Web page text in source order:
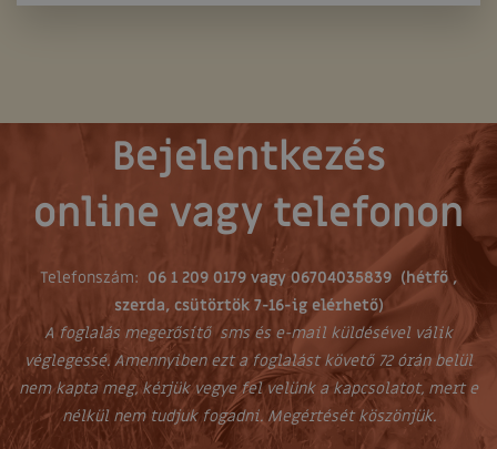
Bejelentkezés
online vagy telefonon
Telefonszám: 06 1 209 0179 vagy 06704035839 (hétfő ,
szerda, csütörtök 7-16-ig elérhető)
A foglalás megerősítő sms és e-mail küldésével válik
véglegessé. Amennyiben ezt a foglalást követő 72 órán belül
nem kapta meg, kérjük vegye fel velünk a kapcsolatot, mert e
nélkül nem tudjuk fogadni. Megértését köszönjük.